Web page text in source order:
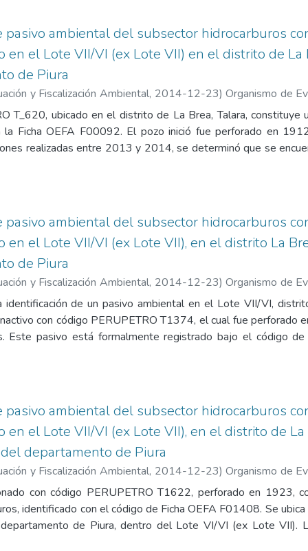
Ambiental (ECA) para uso agrícola. Por este motivo, el
para la salud, la seguridad de la población y la calidad
anexos: 1. Registro fotográfico, 2. Ficha para la
(OEFA), 3. Mapa de ubicación geográfica, 4. Reporte de
6. Ficha de información de pozo (Fuente: Estudio
del OSINERGMIN.
pasivo ambiental del subsector hidrocarburos
en el Lote VII/VI (ex Lote VII) en el distrito de La
de Piura
y Fiscalización Ambiental, 2014-12-23)Organismo de
de la Calidad Ambiental. Unidad de Identificación de
Shimabukuro, Jessica Candy ;Guillén Pantigozo, Carlos Allen
T_620, ubicado en el distrito de La Brea, Talara,
la Ficha OEFA F00092. El pozo inició fue perforado en
realizadas entre 2013 y 2014, se determinó que se
y presenta una conductora de madera abierta al ambiente.
Ambiental (ECA) para uso agrícola. Específicamente, la
a estos factores, el organismo estimó un nivel de
del ambiente en la zona. Contiene los siguientes
de pasivo ambiental en el subsector hidrocarburos (OEFA), 3.
de suelo, 5. Informe de ensayo de laboratorio, 6. Reporte de
información de pozo (Fuente: Estudio PERUPETRO), 8.
pasivo ambiental del subsector hidrocarburos
en el Lote VII/VI (ex Lote VII), en el distrito La
de Piura
y Fiscalización Ambiental, 2014-12-23)Organismo de
de la Calidad Ambiental. Unidad de Identificación de
Hassingger, Favio Wilfredo;Guillén Pantigozo, Carlos Allen
identificación de un pasivo ambiental en el Lote VII/VI,
con código PERUPETRO T1374, el cual fue perforado
Este pasivo está formalmente registrado bajo el código de
en septiembre de 2014, se determinó que el pozo se
hidrocarburos en un área de 200 m², con niveles de las
Ambiental (ECA) para uso agrícola. El nivel de riesgo para
Contiene los siguientes anexos: 1. Registro fotográfico, 2.
hidrocarburos (OEFA), 3. Mapa de ubicación geográfica,
de laboratorio, 6. Ficha de información de pozo (Fuente:
Ambientales del OSINERGMIN.
pasivo ambiental del subsector hidrocarburos
en el Lote VII/VI (ex Lote VII), en el distrito de
departamento de Piura
y Fiscalización Ambiental, 2014-12-23)Organismo de
de la Calidad Ambiental. Unidad de Identificación de
Coronel, Angela;Guillén Pantigozo, Carlos Allen
con código PERUPETRO T1622, perforado en 1923,
identificado con el código de Ficha OEFA F01408. Se
de Piura, dentro del Lote VI/VI (ex Lote VII).
de 2014, carece de hermeticidad al presentar un doble casing